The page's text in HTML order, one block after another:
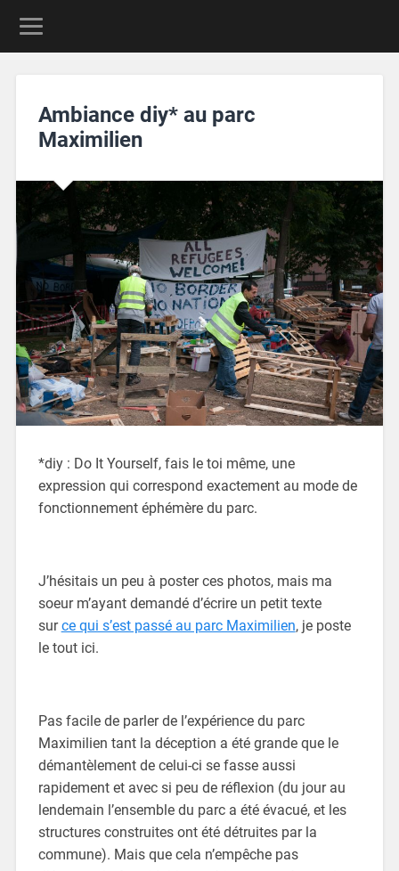
Ambiance diy* au parc
Maximilien
*diy : Do It Yourself, fais le toi même, une
expression qui correspond exactement au mode de
fonctionnement éphémère du parc.
J’hésitais un peu à poster ces photos, mais ma
soeur m’ayant demandé d’écrire un petit texte
surce qui s’est passé au parc Maximilien, je poste
le tout ici.
Pas facile de parler de l’expérience du parc
Maximilien tant la déception a été grande que le
démantèlement de celui-ci se fasse aussi
rapidement et avec si peu de réflexion (du jour au
lendemain l’ensemble du parc a été évacué, et les
structures construites ont été détruites par la
commune). Mais que cela n’empêche pas